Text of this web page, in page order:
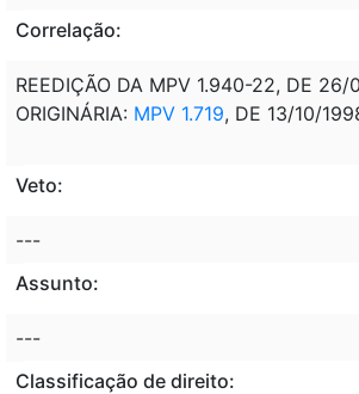
Correlação:
REEDIÇÃO DA MPV 1.940-22, DE
ORIGINÁRIA: MPV 1.719, DE 13/10/
Veto:
---
Assunto:
---
Classificação de direito: